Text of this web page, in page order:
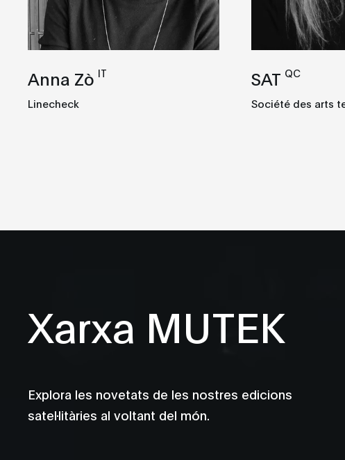
Anna Zò IT
Linecheck
SAT QC
Société des arts
Xarxa MUTEK
Explora les novetats de les nostres edicions
satel·litàries al voltant del món.